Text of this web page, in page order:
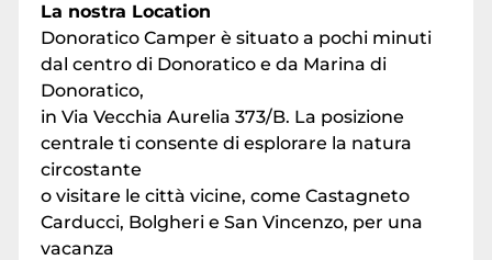
La nostra Location
Donoratico Camper è situato a pochi minuti
dal centro di Donoratico e da Marina di
Donoratico,
in Via Vecchia Aurelia 373/B. La posizione
centrale ti consente di esplorare la natura
circostante
o visitare le città vicine, come Castagneto
Carducci, Bolgheri e San Vincenzo, per una
vacanza